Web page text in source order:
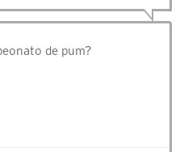
de pum?